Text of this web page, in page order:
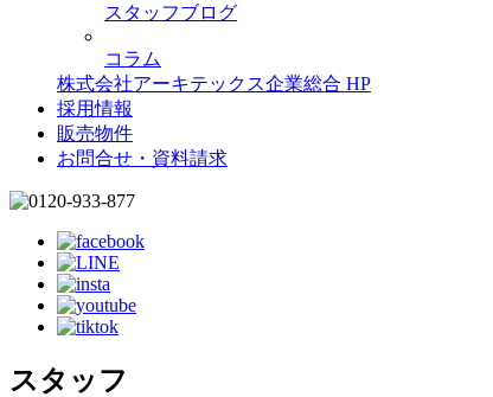
スタッフブログ
コラム
株式会社アーキテックス企業総合 HP
採用情報
販売物件
お問合せ・資料請求
スタッフ